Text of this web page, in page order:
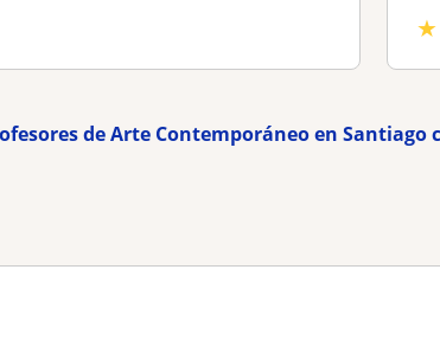
★
de Arte Contemporáneo en Santiago